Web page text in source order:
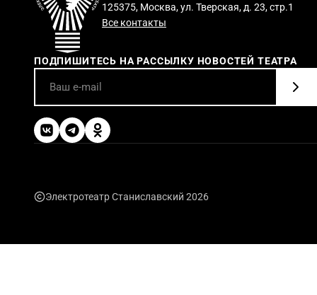
125375, Москва, ул. Тверская, д. 23, стр.1
Все контакты
ПОДПИШИТЕСЬ НА РАССЫЛКУ НОВОСТЕЙ ТЕАТРА
Электротеатр Станиславский 2026